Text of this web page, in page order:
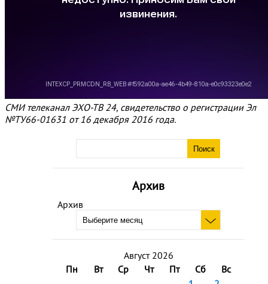
Архив
Архив
Август 2026
Пн
Вт Ср Чт Пт Сб
Вс
СМИ телеканал ЭХО-ТВ 24, свидетельство о регистрации Эл
№ТУ66-01631 от 16 декабря 2016 года.